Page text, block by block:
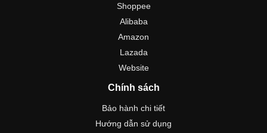
Shoppee
Alibaba
Amazon
Lazada
Website
Chính sách
Bảo hành chi tiết
Hướng dẫn sử dụng